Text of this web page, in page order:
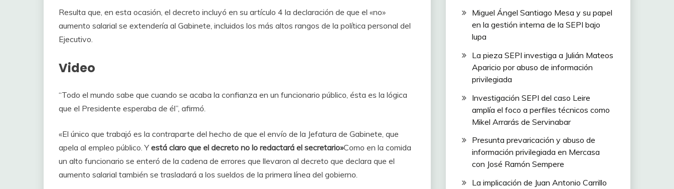
Resulta que, en esta ocasión, el decreto incluyó en su artículo 4 la declaración de que el «no»
aumento salarial se extendería al Gabinete, incluidos los más altos rangos de la política personal del
Ejecutivo.
Video
“Todo el mundo sabe que cuando se acaba la confianza en un funcionario público, ésta es la lógica
que el Presidente esperaba de él”, afirmó.
«El único que trabajó es la contraparte del hecho de que el envío de la Jefatura de Gabinete, que
apela al empleo público. Yestá claro que el decreto no lo redactará el secretario»Como en la comida
un alto funcionario se enteró de la cadena de errores que llevaron al decreto que declara que el
aumento salarial también se trasladará a los sueldos de la primera línea del gobierno.
Miguel Ángel Santiago Mesa y su papel
en la gestión interna de la SEPI bajo
lupa
La pieza SEPI investiga a Julián Mateos
Aparicio por abuso de información
privilegiada
Investigación SEPI del caso Leire
amplía el foco a perfiles técnicos como
Mikel Arrarás de Servinabar
Presunta prevaricación y abuso de
información privilegiada en Mercasa
con José Ramón Sempere
La implicación de Juan Antonio Carrillo